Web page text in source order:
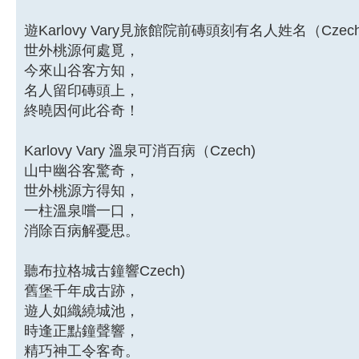
遊Karlovy Vary見旅館院前磚頭刻有名人姓名（
世外桃源何處覓，
今來山谷客方知，
名人留印磚頭上，
終曉因何此谷奇！
Karlovy Vary 溫泉可消百病（Czech)
山中幽谷客驚奇，
世外桃源方得知，
一柱溫泉嚐一口，
消除百病解憂思。
聽布拉格城古鐘響Czech)
舊堡千年成古跡，
遊人如織繞城池，
時逢正點鐘聲響，
精巧神工令客奇。